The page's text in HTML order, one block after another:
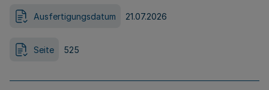
Ausfertigungsdatum 21.07.2026
Seite 525